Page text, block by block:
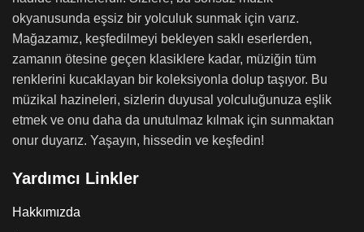
okyanusunda eşsiz bir yolculuk sunmak için varız.
Mağazamız, keşfedilmeyi bekleyen saklı eserlerden,
zamanın ötesine geçen klasiklere kadar, müziğin tüm
renklerini kucaklayan bir koleksiyonla dolup taşıyor. Bu
müzikal hazineleri, sizlerin duyusal yolculuğunuza eşlik
etmek ve onu daha da unutulmaz kılmak için sunmaktan
onur duyarız. Yaşayın, hissedin ve keşfedin!
Yardımcı Linkler
Hakkımızda